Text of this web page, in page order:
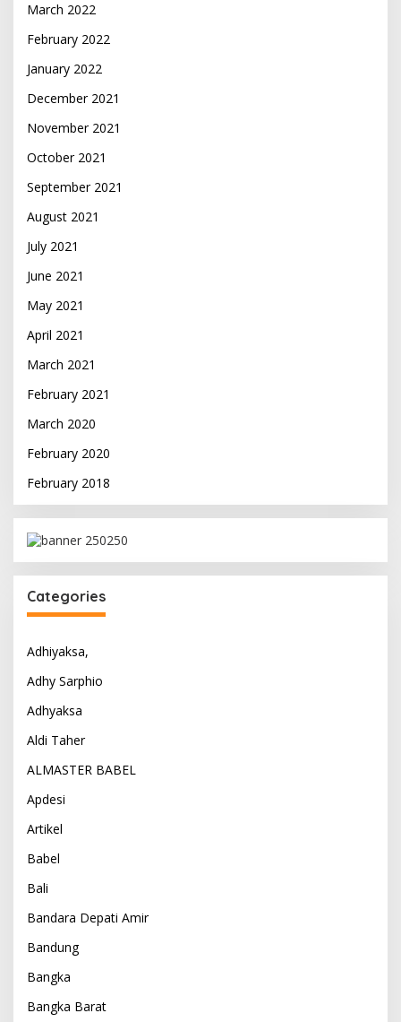
March 2022
February 2022
January 2022
December 2021
November 2021
October 2021
September 2021
August 2021
July 2021
June 2021
May 2021
April 2021
March 2021
February 2021
March 2020
February 2020
February 2018
Categories
Adhiyaksa,
Adhy Sarphio
Adhyaksa
Aldi Taher
ALMASTER BABEL
Apdesi
Artikel
Babel
Bali
Bandara Depati Amir
Bandung
Bangka
Bangka Barat